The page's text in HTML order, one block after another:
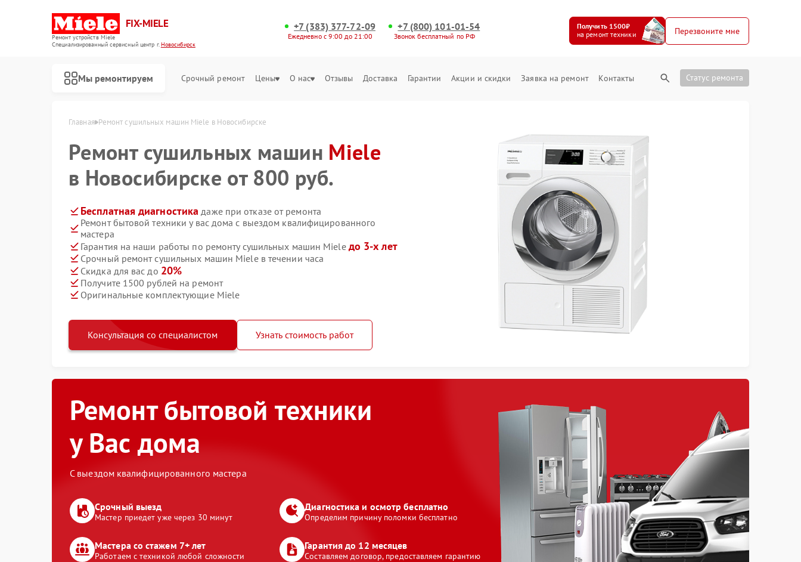
FIX-MIELE
Ремонт устройств Miele
Специализированный cервисный центр г.Новосибирск
+7 (383) 377-72-09
Ежедневно с 9:00 до 21:00
+7 (800) 101-01-54
Звонок бесплатный по РФ
Получить 1500₽
на ремонт техники
Перезвоните мне
Мы ремонтируем Срочный ремонт Цены О нас Отзывы Доставка Гарантии Акции и скидки Заявка на ремонт Контакты Статус ремонта
Главная Ремонт сушильных машин Miele в Новосибирске
Ремонт сушильных машин Miele
в Новосибирске от 800 руб.
Бесплатная диагностика даже при отказе от ремонта
Ремонт бытовой техники у вас дома с выездом квалифицированного
мастера
Гарантия на наши работы по ремонту сушильных машин Miele до 3-х лет
Срочный ремонт сушильных машин Miele в течении часа
Скидка для вас до 20%
Получите 1500 рублей на ремонт
Оригинальные комплектующие Miele
Консультация со специалистом Узнать стоимость работ
Ремонт бытовой техники
у Вас дома
С выездом квалифицированного мастера
Срочный выезд
Мастер приедет уже через 30 минут
Диагностика и осмотр бесплатно
Определим причину поломки бесплатно
Мастера со стажем 7+ лет
Работаем с техникой любой сложности
Гарантия до 12 месяцев
Составляем договор, предоставляем гарантию